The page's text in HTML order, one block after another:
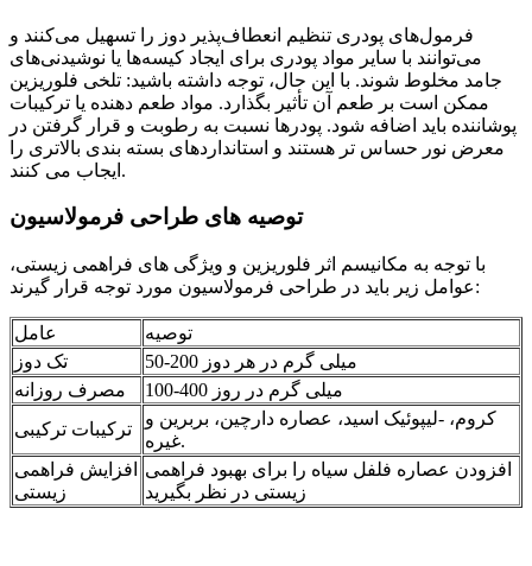
فرمول‌های پودری تنظیم انعطاف‌پذیر دوز را تسهیل می‌کنند و
می‌توانند با سایر مواد پودری برای ایجاد کیسه‌ها یا نوشیدنی‌های
جامد مخلوط شوند. با این حال، توجه داشته باشید: تلخی فلوریزین
ممکن است بر طعم آن تأثیر بگذارد. مواد طعم دهنده یا ترکیبات
پوشاننده باید اضافه شود. پودرها نسبت به رطوبت و قرار گرفتن در
معرض نور حساس تر هستند و استانداردهای بسته بندی بالاتری را
ایجاب می کنند.
توصیه های طراحی فرمولاسیون
با توجه به مکانیسم اثر فلوریزین و ویژگی های فراهمی زیستی،
عوامل زیر باید در طراحی فرمولاسیون مورد توجه قرار گیرند:
عامل
توصیه
تک دوز
50-200 میلی گرم در هر دوز
مصرف روزانه
100-400 میلی گرم در روز
ترکیبات ترکیبی
کروم، -لیپوئیک اسید، عصاره دارچین، بربرین و
غیره.
افزایش فراهمی
زیستی
افزودن عصاره فلفل سیاه را برای بهبود فراهمی
زیستی در نظر بگیرید